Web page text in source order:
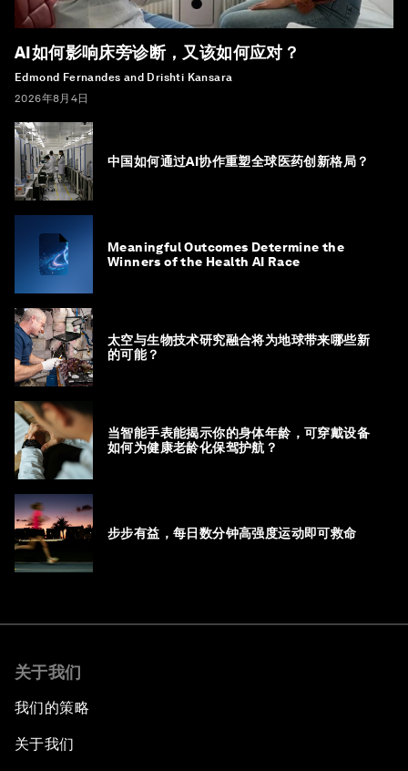
AI如何影响床旁诊断，又该如何应对？
Edmond Fernandes and Drishti Kansara
2026年8月4日
中国如何通过AI协作重塑全球医药创新格局？
Meaningful Outcomes Determine the
Winners of the Health AI Race
太空与生物技术研究融合将为地球带来哪些新
的可能？
当智能手表能揭示你的身体年龄，可穿戴设备
如何为健康老龄化保驾护航？
步步有益，每日数分钟高强度运动即可救命
关于我们
我们的策略
关于我们